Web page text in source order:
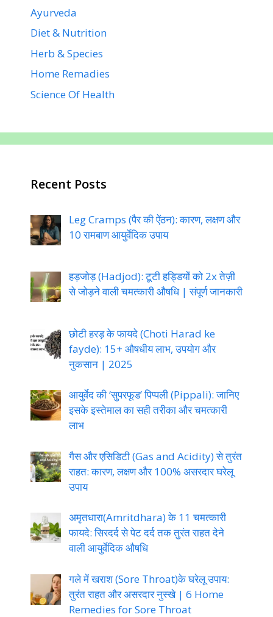
Ayurveda
Diet & Nutrition
Herb & Species
Home Remadies
Science Of Health
Recent Posts
Leg Cramps (पैर की ऐंठन): कारण, लक्षण और
10 रामबाण आयुर्वेदिक उपाय
हड़जोड़ (Hadjod): टूटी हड्डियों को 2x तेज़ी
से जोड़ने वाली चमत्कारी औषधि | संपूर्ण जानकारी
छोटी हरड़ के फायदे (Choti Harad ke
fayde): 15+ औषधीय लाभ, उपयोग और
नुकसान | 2025
आयुर्वेद की ‘सुपरफूड’ पिप्पली (Pippali): जानिए
इसके इस्तेमाल का सही तरीका और चमत्कारी
लाभ
गैस और एसिडिटी (Gas and Acidity) से तुरंत
राहत: कारण, लक्षण और 100% असरदार घरेलू
उपाय
अमृतधारा(Amritdhara) के 11 चमत्कारी
फायदे: सिरदर्द से पेट दर्द तक तुरंत राहत देने
वाली आयुर्वेदिक औषधि
गले में खराश (Sore Throat)के घरेलू उपाय:
तुरंत राहत और असरदार नुस्खे | 6 Home
Remedies for Sore Throat